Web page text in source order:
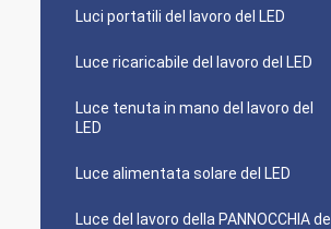
Luci portatili del lavoro del LED
Luce ricaricabile del lavoro del LED
Luce tenuta in mano del lavoro del
LED
Luce alimentata solare del LED
Luce del lavoro della PANNOCCHIA del